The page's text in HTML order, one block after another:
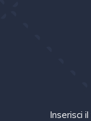
Inserisci